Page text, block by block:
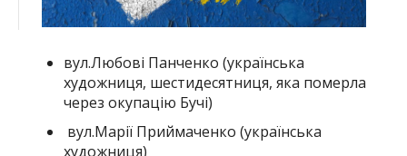
вул.Любові Панченко (українська
художниця, шестидесятниця, яка померла
через окупацію Бучі)
вул.Марії Приймаченко (українська
художниця)